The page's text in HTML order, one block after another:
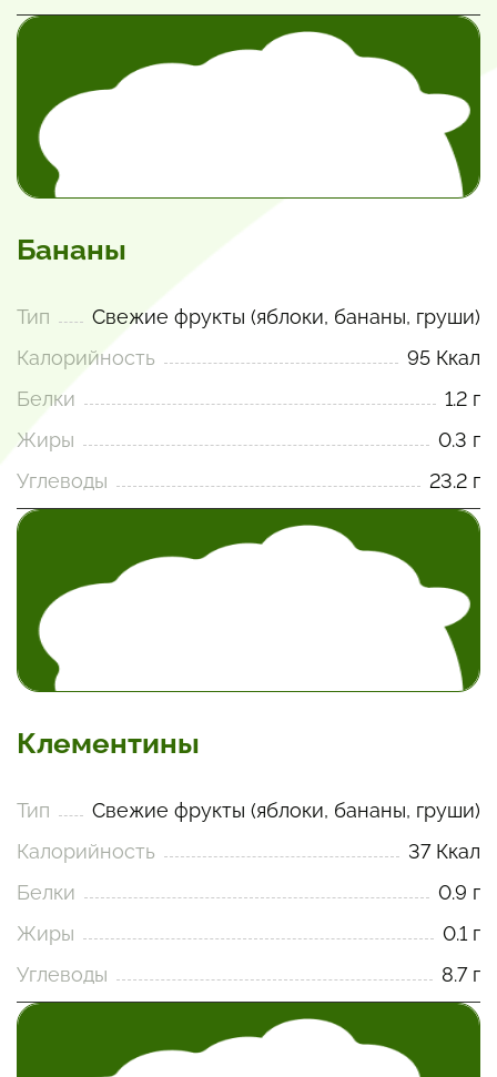
Бананы
Тип
Свежие фрукты (яблоки, бананы, груши)
Калорийность
95 Ккал
Белки
1.2 г
Жиры
0.3 г
Углеводы
23.2 г
Клементины
Тип
Свежие фрукты (яблоки, бананы, груши)
Калорийность
37 Ккал
Белки
0.9 г
Жиры
0.1 г
Углеводы
8.7 г